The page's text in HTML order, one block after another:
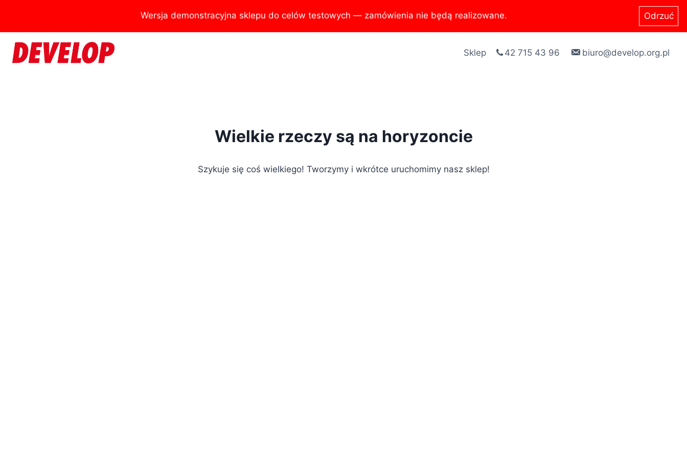
treści
Wersja demonstracyjna sklepu do celów testowych — zamówienia nie będą realizowane. Odrzuć
Sklep 42 715 43 96 biuro@develop.org.pl
Wielkie rzeczy są na horyzoncie
Szykuje się coś wielkiego! Tworzymy i wkrótce uruchomimy nasz sklep!